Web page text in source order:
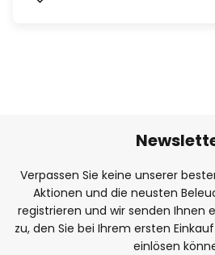
Verpassen Sie keine unserer
Aktionen und die neusten
registrieren und wir senden Ihnen
zu, den Sie bei Ihrem ersten
einlösen